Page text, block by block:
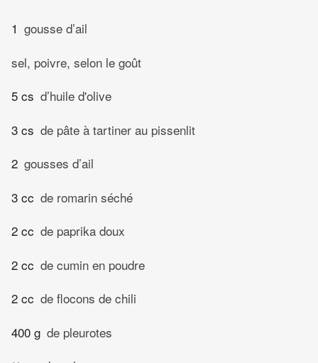
1 gousse d’ail
sel, poivre, selon le goût
5 cs d’huile d'olive
3 cs de pâte à tartiner au pissenlit
2 gousses d’ail
3 cc de romarin séché
2 cc de paprika doux
2 cc de cumin en poudre
2 cc de flocons de chili
400 g de pleurotes